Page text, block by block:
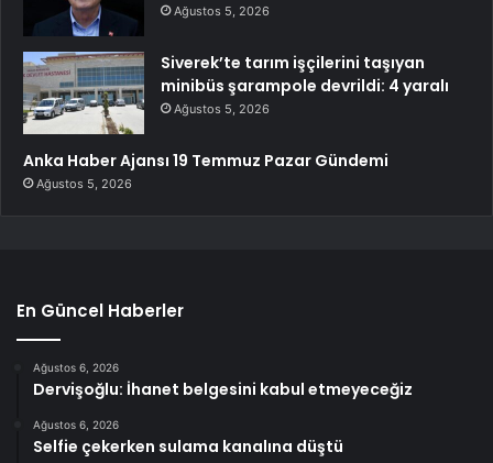
Ağustos 5, 2026
Siverek’te tarım işçilerini taşıyan
minibüs şarampole devrildi: 4 yaralı
Ağustos 5, 2026
Anka Haber Ajansı 19 Temmuz Pazar Gündemi
Ağustos 5, 2026
En Güncel Haberler
Ağustos 6, 2026
Dervişoğlu: İhanet belgesini kabul etmeyeceğiz
Ağustos 6, 2026
Selfie çekerken sulama kanalına düştü